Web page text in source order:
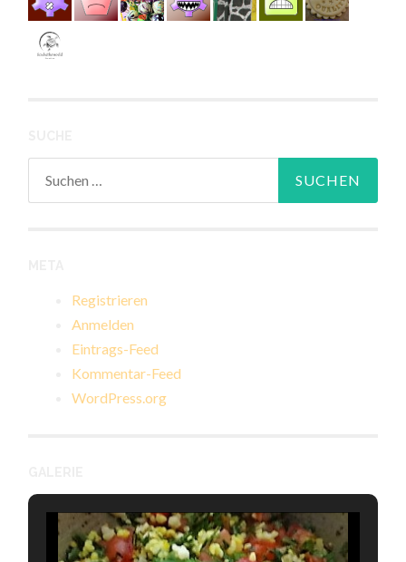
Registrieren
Anmelden
Eintrags-Feed
Kommentar-Feed
WordPress.org